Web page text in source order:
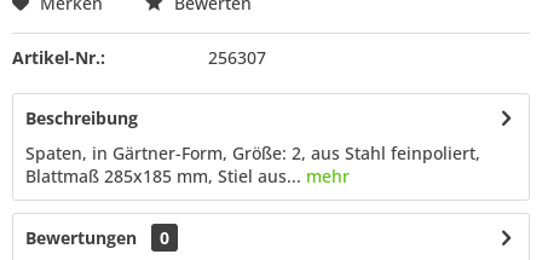
Artikel-Nr.: 256307
Beschreibung
Spaten, in Gärtner-Form, Größe: 2, aus Stahl feinpoliert,
Blattmaß 285x185 mm, Stiel aus... mehr
Bewertungen
0